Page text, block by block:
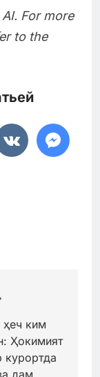
For more
to the
ким
Ҳокимият
дам